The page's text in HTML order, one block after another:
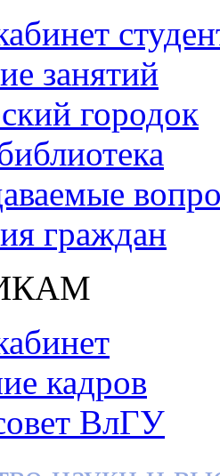
занятий
городок
граждан
кадров
ВлГУ